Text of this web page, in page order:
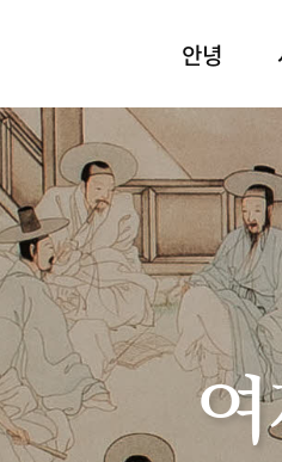
안녕